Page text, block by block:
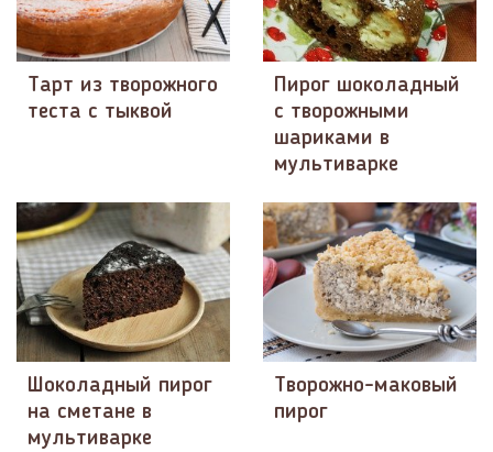
Тарт из творожного
теста с тыквой
Пирог шоколадный
с творожными
шариками в
мультиварке
Шоколадный пирог
на сметане в
мультиварке
Творожно-маковый
пирог